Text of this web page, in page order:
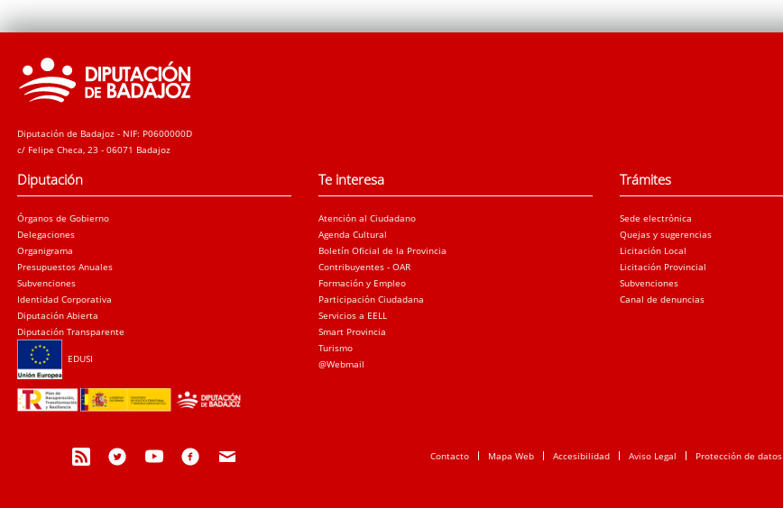
Diputación de Badajoz - NIF: P0600000D
c/ Felipe Checa, 23 - 06071 Badajoz
Diputación
Órganos de Gobierno
Delegaciones
Organigrama
Presupuestos Anuales
Subvenciones
Identidad Corporativa
Diputación Abierta
Diputación Transparente
EDUSI
Te interesa
Atención al Ciudadano
Agenda Cultural
Boletín Oficial de la Provincia
Contribuyentes - OAR
Formación y Empleo
Participación Ciudadana
Servicios a EELL
Smart Provincia
Turismo
@Webmail
Trámites
Sede electrónica
Quejas y sugerencias
Licitación Local
Licitación Provincial
Subvenciones
Canal de denuncias
Contacto Mapa Web Accesibilidad Aviso Legal Protección de datos